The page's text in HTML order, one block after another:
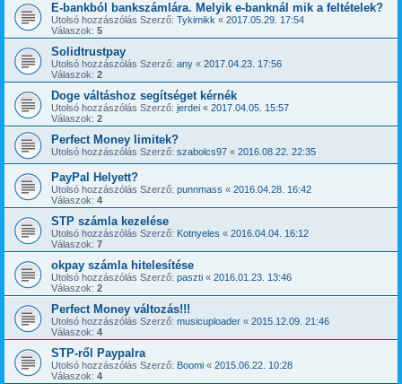
E-bankból bankszámlára. Melyik e-banknál mik a feltételek?
Utolsó hozzászólás Szerző: Tykimikk « 2017.05.29. 17:54
Válaszok: 5
Solidtrustpay
Utolsó hozzászólás Szerző: any « 2017.04.23. 17:56
Válaszok: 2
Doge váltáshoz segítséget kérnék
Utolsó hozzászólás Szerző: jerdei « 2017.04.05. 15:57
Válaszok: 2
Perfect Money limitek?
Utolsó hozzászólás Szerző: szabolcs97 « 2016.08.22. 22:35
PayPal Helyett?
Utolsó hozzászólás Szerző: punnmass « 2016.04.28. 16:42
Válaszok: 4
STP számla kezelése
Utolsó hozzászólás Szerző: Kotnyeles « 2016.04.04. 16:12
Válaszok: 7
okpay számla hitelesítése
Utolsó hozzászólás Szerző: paszti « 2016.01.23. 13:46
Válaszok: 2
Perfect Money változás!!!
Utolsó hozzászólás Szerző: musicuploader « 2015.12.09. 21:46
Válaszok: 4
STP-ről Paypalra
Utolsó hozzászólás Szerző: Boomi « 2015.06.22. 10:28
Válaszok: 4